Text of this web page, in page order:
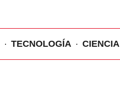
TECNOLOGÍA CIENCIA